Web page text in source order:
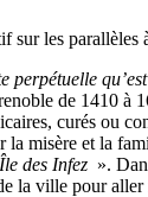
les parallèles
perpétuelle
de 1410
curés ou
misère et la
des Infez ».
la ville pour